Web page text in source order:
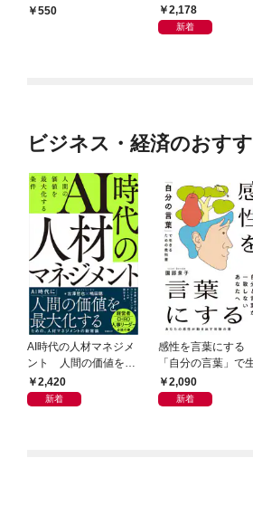
成功とは何か
550 2,178
新着
ビジネス・経済のおす
AI時代の人材マネジメ
ント 人間の価値を最
大化する条件
2,420
新着
感性を言葉にする
「自分の言葉」で
るための教科書
2,090
新着